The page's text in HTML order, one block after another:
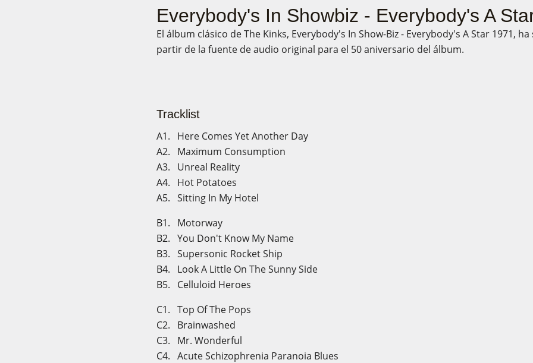
Everybody's In Showbiz - Everybody's A
El álbum clásico de The Kinks, Everybody's In Show-Biz - Everybody's A Star 1971,
partir de la fuente de audio original para el 50 aniversario del álbum.
Tracklist
A1. Here Comes Yet Another Day
A2. Maximum Consumption
A3. Unreal Reality
A4. Hot Potatoes
A5. Sitting In My Hotel
B1. Motorway
B2. You Don't Know My Name
B3. Supersonic Rocket Ship
B4. Look A Little On The Sunny Side
B5. Celluloid Heroes
C1. Top Of The Pops
C2. Brainwashed
C3. Mr. Wonderful
C4. Acute Schizophrenia Paranoia Blues